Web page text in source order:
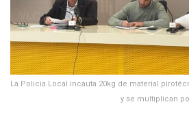
La Policia Local incauta 20kg de material
y se multiplican